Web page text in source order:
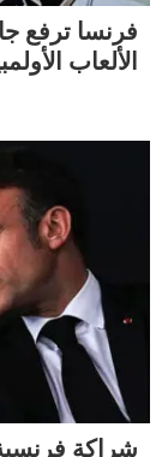
فرنسا ترفع
الألعاب
شراكة